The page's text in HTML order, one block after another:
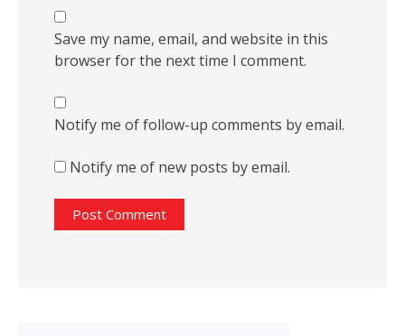
Save my name, email, and website in this
browser for the next time I comment.
Notify me of follow-up comments by email.
Notify me of new posts by email.